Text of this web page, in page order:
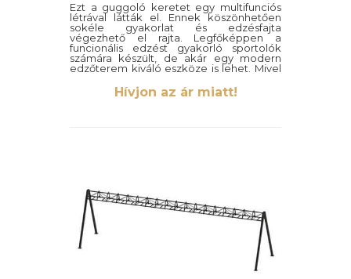
Ezt a guggoló keretet egy multifunciós
létrával látták el. Ennek köszönhetően
sokéle gyakorlat és edzésfajta
végezhető el rajta. Legfőképpen a
funcionális edzést gyakorló sportolók
számára készült, de akár egy modern
edzőterem kiváló eszköze is lehet. Mivel
anyagokból készült, ezért váza maszív és
erőteljes.Hívjon az ár miatt!